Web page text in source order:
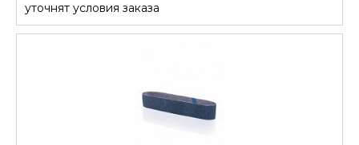
уточнят условия заказа